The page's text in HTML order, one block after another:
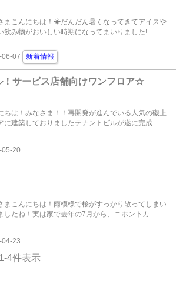
まこんにちは！☀だんだん暑くなってきてアイスや
飲み物がおいしい時期になってまいりました!...
07 新着情報
サービス店舗向けワンフロア☆
ちは！みなさま！！再開発が進んでいる人気の磯上
に建築しておりましたテナントビルが遂に完成...
05-20
まこんにちは！雨模様で桜がすっかり散ってしまい
したね！実は家で去年の7月から、ニホントカ...
23
4件表示